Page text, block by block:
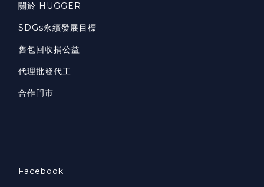
關於 HUGGER
SDGs永續發展目標
舊包回收捐公益
代理批發代工
合作門市
Facebook